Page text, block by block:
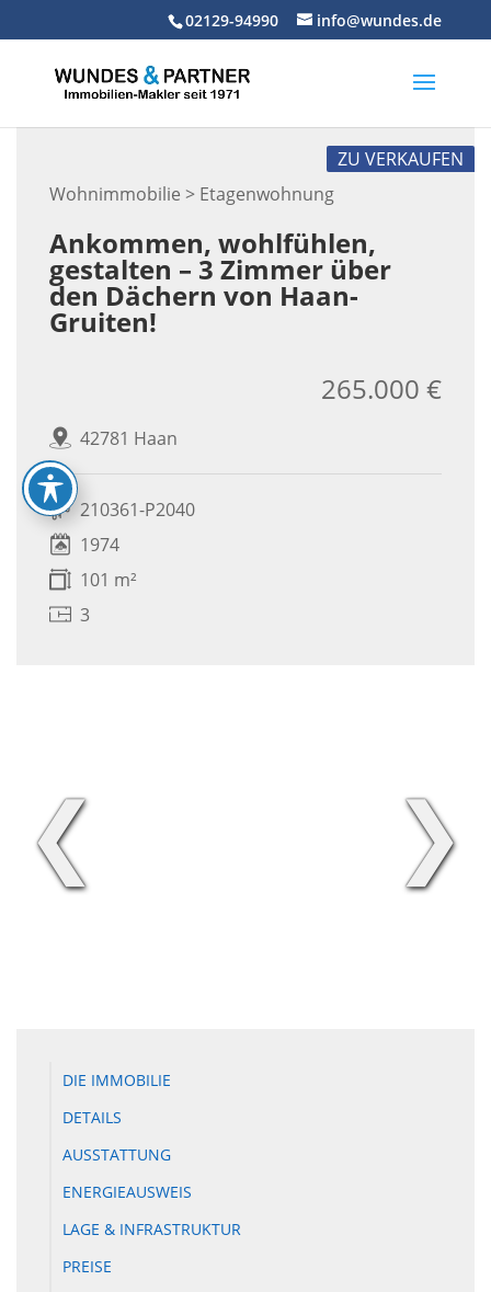
02129-94990 info@wundes.de
Wohnimmobilie > Etagenwohnung
ZU VERKAUFEN
Ankommen, wohlfühlen,
gestalten – 3 Zimmer über
den Dächern von Haan-
Gruiten!
42781 Haan
265.000 €
210361-P2040
1974
101 m²
3
❮ ❯
DIE IMMOBILIE
DETAILS
AUSSTATTUNG
ENERGIEAUSWEIS
LAGE & INFRASTRUKTUR
PREISE